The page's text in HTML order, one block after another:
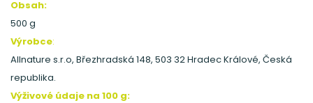
Obsah:
500 g
Výrobce:
Allnature s.r.o, Březhradská 148, 503 32 Hradec Králové, Česká
republika.
Výživové údaje na 100 g: